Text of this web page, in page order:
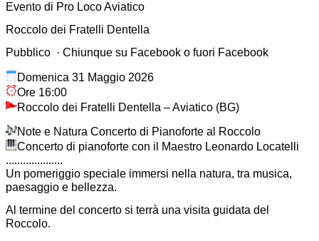
Evento di Pro Loco Aviatico
Roccolo dei Fratelli Dentella
Pubblico · Chiunque su Facebook o fuori Facebook
Domenica 31 Maggio 2026
Ore 16:00
Roccolo dei Fratelli Dentella – Aviatico (BG)
Note e Natura Concerto di Pianoforte al Roccolo
Concerto di pianoforte con il Maestro Leonardo Locatelli
....................
Un pomeriggio speciale immersi nella natura, tra musica,
paesaggio e bellezza.
Al termine del concerto si terrà una visita guidata del
Roccolo.